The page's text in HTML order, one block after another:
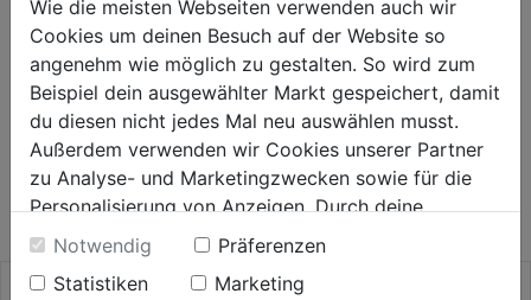
HERSTELLERINFORMATIONEN
WEITERE PRODUKTE AUS DIESER
KATEGORIE
Wie die meisten Webseiten verwenden auch wir
Cookies um deinen Besuch auf der Website so
angenehm wie möglich zu gestalten. So wird zum
Beispiel dein ausgewählter Markt gespeichert, damit
du diesen nicht jedes Mal neu auswählen musst.
Außerdem verwenden wir Cookies unserer Partner
zu Analyse- und Marketingzwecken sowie für die
Personalisierung von Anzeigen. Durch deine
Einwilligung werden die Daten von Drittanbieter,
unter anderem auch in den USA, verarbeitet.
Durch Klick auf "Alle Cookies erlauben" stimmst du
Notwendig
Präferenzen
Statistiken
Marketing